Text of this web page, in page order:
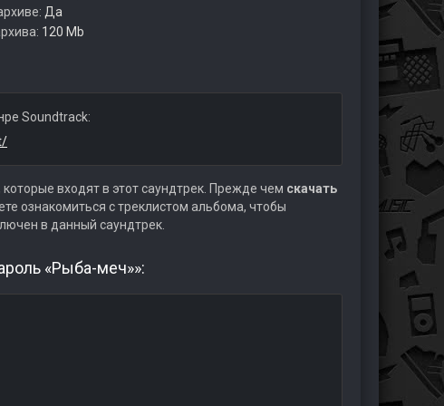
Да
120 Mb
Soundtrack:
входят в этот саундтрек. Прежде чем скачать
ознакомиться с треклистом альбома, чтобы
в данный саундтрек.
«Рыба-меч»»: